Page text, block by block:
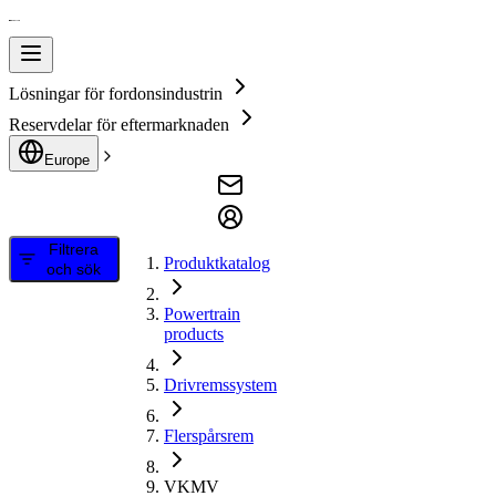
Lösningar för fordonsindustrin
Reservdelar för eftermarknaden
Europe
Filtrera
och sök
Produktkatalog
Powertrain
products
Drivremssystem
Flerspårsrem
VKMV